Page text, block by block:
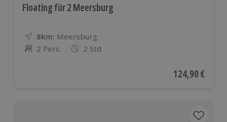
Floating für 2 Meersburg
8km: Entfernung
Standort
Meersburg
Anzahl der Teilnehmer
2 Pers. 2 Std
Aktueller Preis
124,90 €